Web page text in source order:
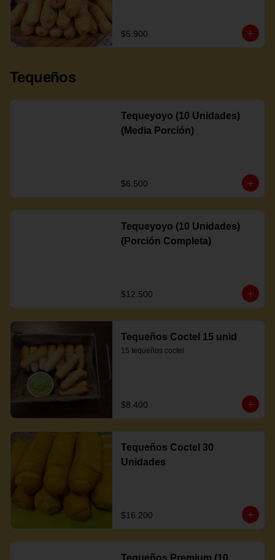
$5.900
Tequeños
Tequeyoyo (10 Unidades)
(Media Porción)
$6.500
Tequeyoyo (10 Unidades)
(Porción Completa)
$12.500
Tequeños Coctel 15 unid
15 tequeños coctel
$8.400
Tequeños Coctel 30
Unidades
$16.200
Tequeños Premium (10